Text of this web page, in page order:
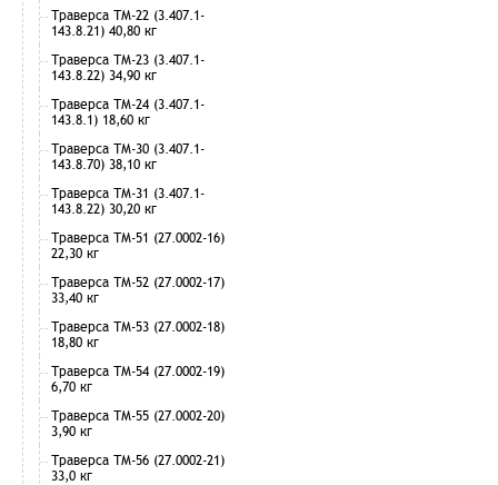
Траверса ТМ-22 (3.407.1-
143.8.21) 40,80 кг
Траверса ТМ-23 (3.407.1-
143.8.22) 34,90 кг
Траверса ТМ-24 (3.407.1-
143.8.1) 18,60 кг
Траверса ТМ-30 (3.407.1-
143.8.70) 38,10 кг
Траверса ТМ-31 (3.407.1-
143.8.22) 30,20 кг
Траверса ТМ-51 (27.0002-16)
22,30 кг
Траверса ТМ-52 (27.0002-17)
33,40 кг
Траверса ТМ-53 (27.0002-18)
18,80 кг
Траверса ТМ-54 (27.0002-19)
6,70 кг
Траверса ТМ-55 (27.0002-20)
3,90 кг
Траверса ТМ-56 (27.0002-21)
33,0 кг